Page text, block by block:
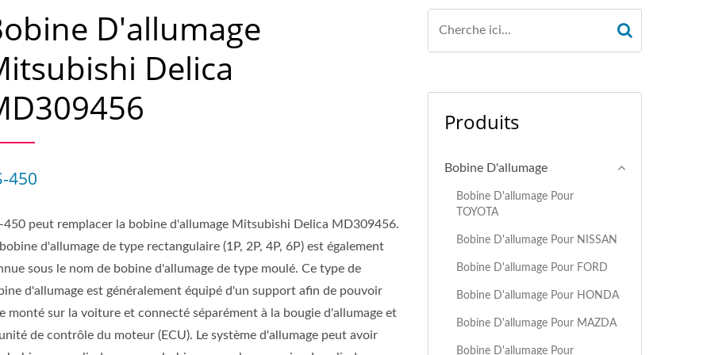
D'allumage
Delica
450
450 peut remplacer la bobine d'allumage Mitsubishi Delica MD309456.
d'allumage de type rectangulaire (1P, 2P, 4P, 6P) est également
sous le nom de bobine d'allumage de type moulé. Ce type de
d'allumage est généralement équipé d'un support afin de pouvoir
monté sur la voiture et connecté séparément à la bougie d'allumage et
de contrôle du moteur (ECU). Le système d'allumage peut avoir
Produits
Bobine D'allumage
Bobine D'allumage Pour
TOYOTA
Bobine D'allumage Pour NISSAN
Bobine D'allumage Pour FORD
Bobine D'allumage Pour HONDA
Bobine D'allumage Pour MAZDA
Bobine D'allumage Pour